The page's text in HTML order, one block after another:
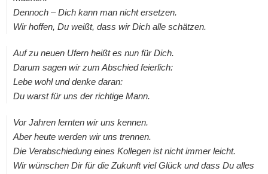
Dennoch – Dich kann man nicht ersetzen.
Wir hoffen, Du weißt, dass wir Dich alle schätzen.
Auf zu neuen Ufern heißt es nun für Dich.
Darum sagen wir zum Abschied feierlich:
Lebe wohl und denke daran:
Du warst für uns der richtige Mann.
Vor Jahren lernten wir uns kennen.
Aber heute werden wir uns trennen.
Die Verabschiedung eines Kollegen ist nicht immer leicht.
Wir wünschen Dir für die Zukunft viel Glück und dass Du alles